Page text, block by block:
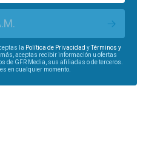
la Política de Privacidad yTérminos y
aceptas recibir información u ofertas
de GFR Media, sus afiliadas o de terceros.
en cualquier momento.